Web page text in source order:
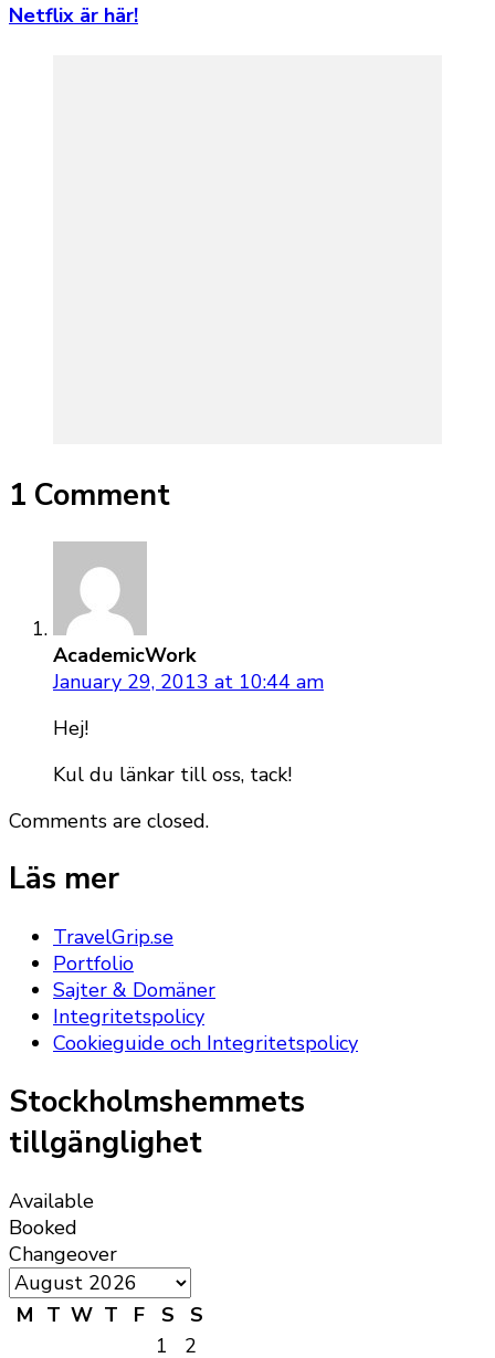
Netflix är här!
1 Comment
AcademicWork
January 29, 2013 at 10:44 am
Hej!
Kul du länkar till oss, tack!
Comments are closed.
Läs mer
TravelGrip.se
Portfolio
Sajter & Domäner
Integritetspolicy
Cookieguide och Integritetspolicy
Stockholmshemmets
tillgänglighet
Available
Booked
Changeover
M T W T F S
S
1
2